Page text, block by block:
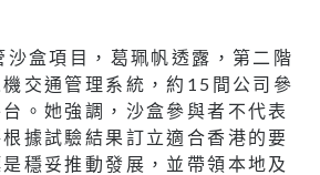
盒項目，葛珮帆透露，第二階
交通管理系統，約15間公司參
。她強調，沙盒參與者不代表
據試驗結果訂立適合香港的要
穩妥推動發展，並帶領本地及